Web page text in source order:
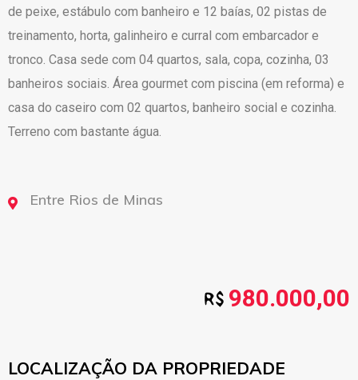
de peixe, estábulo com banheiro e 12 baías, 02 pistas de
treinamento, horta, galinheiro e curral com embarcador e
tronco. Casa sede com 04 quartos, sala, copa, cozinha, 03
banheiros sociais. Área gourmet com piscina (em reforma) e
casa do caseiro com 02 quartos, banheiro social e cozinha.
Terreno com bastante água.
Entre Rios de Minas
980.000,00
LOCALIZAÇÃO DA PROPRIEDADE